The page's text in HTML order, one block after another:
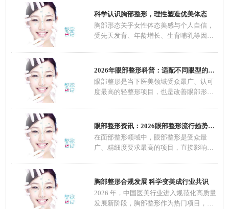
科学认识胸部整形，理性塑造优美体态
胸部形态关乎女性体态美感与个人自信，
受先天发育、年龄增长、生育哺乳等因素
2026年眼部整形科普：适配不同眼型的整形方案
眼部整形是当下医美领域受众最广、认可
度最高的轻整形项目，也是改善眼部形
眼部整形资讯：2026眼部整形流行趋势，自然定
在面部整形领域中，眼部整形是受众最
广、精细度要求最高的项目，直接影响面
胸部整形合规发展 科学变美成行业共识
2026 年，中国医美行业进入规范化高质量
发展新阶段，胸部整形作为热门项目，在